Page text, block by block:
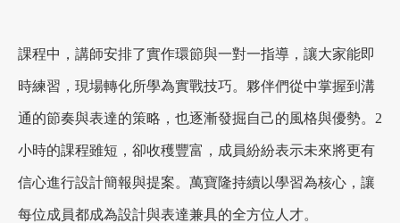
課程中，講師安排了實作環節與一對一指導，讓大家能即
時練習，現場轉化所學為實戰技巧。夥伴們從中掌握到溝
通的節奏與表達的策略，也逐漸發掘自己的風格與優勢。2
小時的課程雖短，卻收穫豐富，成員紛紛表示未來將更有
信心進行設計簡報與提案。萬寶隆持續以學習為核心，讓
每位成員都成為設計與表達兼具的全方位人才。